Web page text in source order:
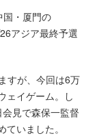
国・厦門の
アジア最終予選
すが、今回は6万
ェイゲーム。し
見で森保一監督
いました。